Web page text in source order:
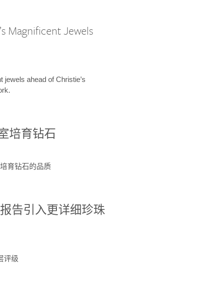
Magnificent Jewels
ahead of Christie’s
培育钻石
育钻石的品质
告引入更详细珍珠
评级